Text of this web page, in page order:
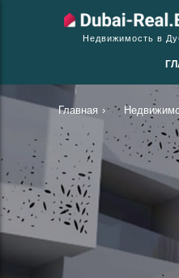
Недвижимость в
Главная ›